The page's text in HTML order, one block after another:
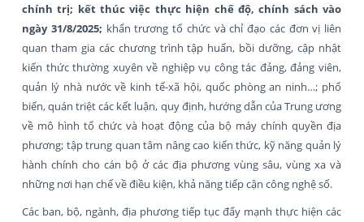
chính trị; kết thúc việc thực hiện chế độ, chính sách vào
ngày 31/8/2025; khẩn trương tổ chức và chỉ đạo các đơn vị liên
quan tham gia các chương trình tập huấn, bồi dưỡng, cập nhật
kiến thức thường xuyên về nghiệp vụ công tác đảng, đảng viên,
quản lý nhà nước về kinh tế-xã hội, quốc phòng an ninh…; phổ
biến, quán triệt các kết luận, quy định, hướng dẫn của Trung ương
về mô hình tổ chức và hoạt động của bộ máy chính quyền địa
phương; tập trung quan tâm nâng cao kiến thức, kỹ năng quản lý
hành chính cho cán bộ ở các địa phương vùng sâu, vùng xa và
những nơi hạn chế về điều kiện, khả năng tiếp cận công nghệ số.
Các ban, bộ, ngành, địa phương tiếp tục đẩy mạnh thực hiện các